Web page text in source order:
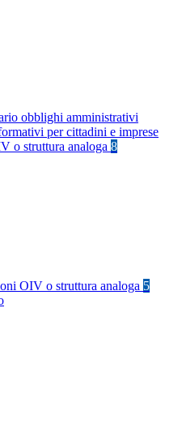
obblighi amministrativi
per cittadini e imprese
o struttura analoga 8
OIV o struttura analoga 5